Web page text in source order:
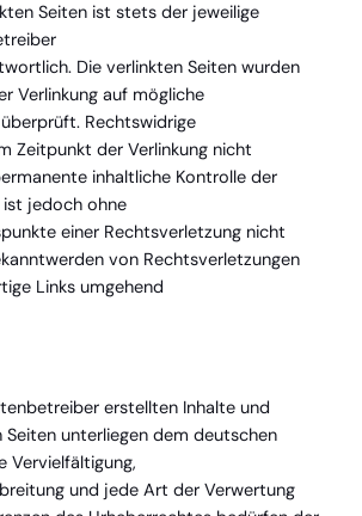
Seiten ist stets der jeweilige
Die verlinkten Seiten wurden
Verlinkung auf mögliche
Rechtswidrige
Zeitpunkt der Verlinkung nicht
inhaltliche Kontrolle der
jedoch ohne
einer Rechtsverletzung nicht
von Rechtsverletzungen
Links umgehend
erstellten Inhalte und
Seiten unterliegen dem deutschen
Vervielfältigung,
und jede Art der Verwertung